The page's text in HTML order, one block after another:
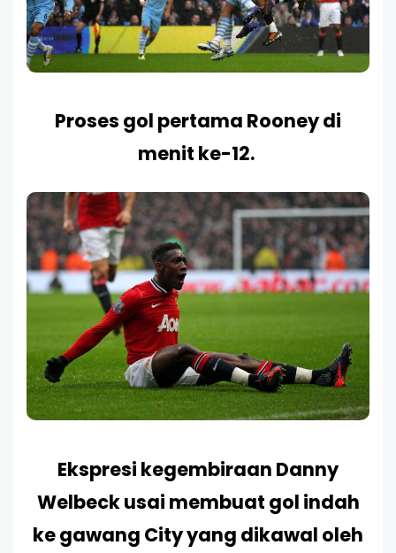
Proses gol pertama Rooney di
menit ke-12.
Ekspresi kegembiraan Danny
Welbeck usai membuat gol indah
ke gawang City yang dikawal oleh